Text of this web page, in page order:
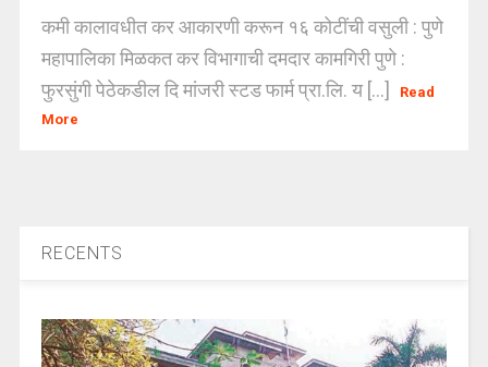
कमी कालावधीत कर आकारणी करून १६ कोटींची वसुली : पुणे
महापालिका मिळकत कर विभागाची दमदार कामगिरी पुणे :
फुरसुंगी पेठेकडील दि मांजरी स्टड फार्म प्रा.लि. य [...]
Read
More
RECENTS